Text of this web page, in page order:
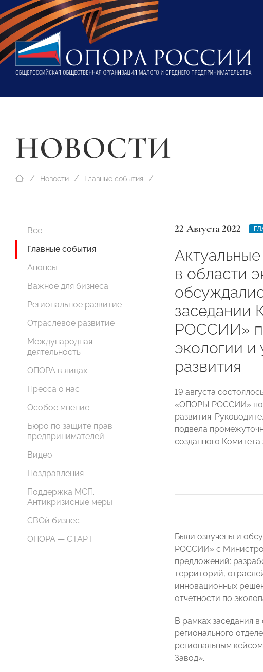
НОВОСТИ
Новости Главные события
Все
Главные события
Анонсы
Важное для бизнеса
Региональное развитие
Отраслевое развитие
Международная
деятельность
ОПОРА в лицах
Пресса о нас
Особое мнение
Бюро по защите прав
предпринимателей
Видео
Поздравления
Поддержка МСП.
Антикризисные меры
СВОй бизнес
ОПОРА — СТАРТ
22 Августа 2022
в области
заседании
РОССИИ»
экологии и
развития
19 августа
«ОПОРЫ РОССИИ» по
развития.
подвела
созданного Комитета
Были озвучены и
РОССИИ» с
предложений:
территорий,
инновационных
отчетности по
В рамках заседания
регионального
региональным
Завод».